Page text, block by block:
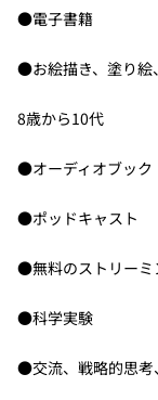
●電子書籍
●お絵描き、塗り絵
8歳から10代
●オーディオブック
●ポッドキャスト
●無料のストリーミ
●科学実験
●交流、戦略的思考